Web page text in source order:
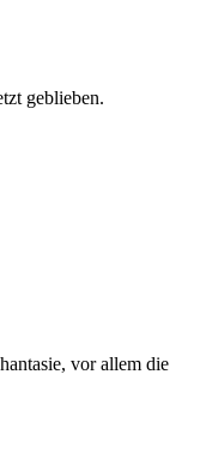
geblieben.
vor allem die